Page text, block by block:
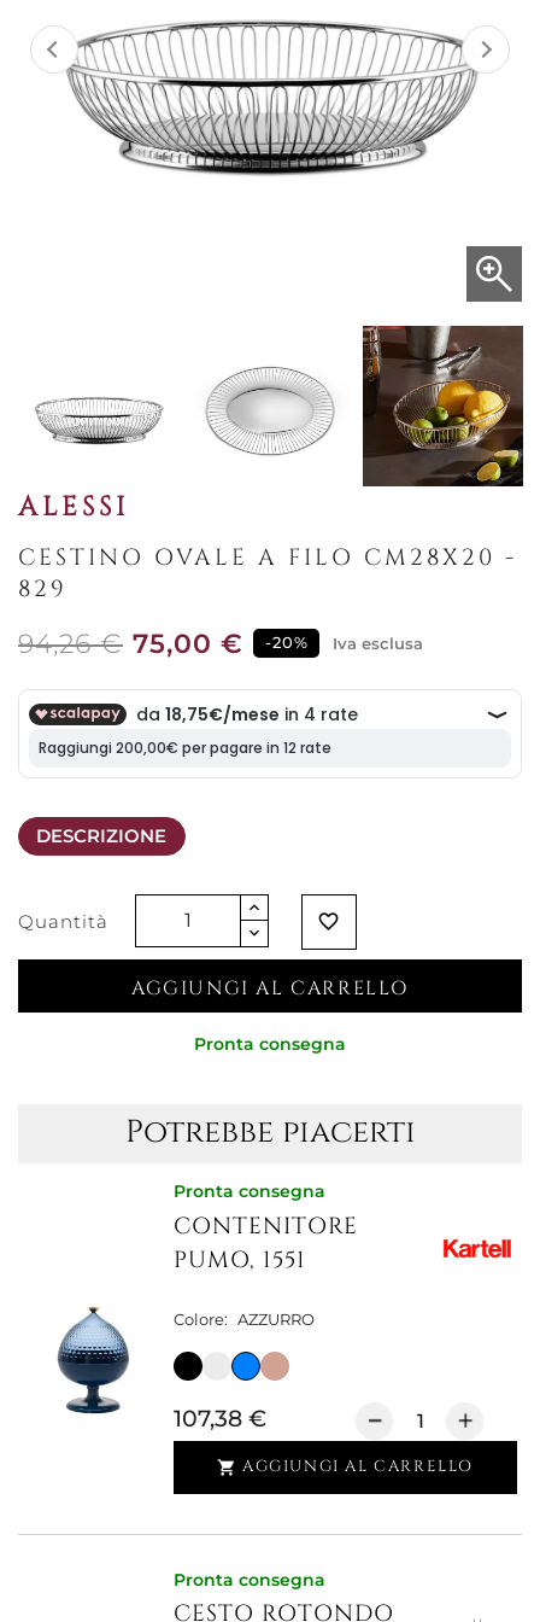
ALESSI
CESTINO OVALE A FILO CM28X20 -
829
94,26 € 75,00 € -20% Iva esclusa
DESCRIZIONE
Quantità favorite_border
AGGIUNGI AL CARRELLO
Pronta consegna
Potrebbe piacerti
Pronta consegna
CONTENITORE
PUMO, 1551
Colore: AZZURRO
107,38 €
 AGGIUNGI AL CARRELLO
Pronta consegna
CESTO ROTONDO